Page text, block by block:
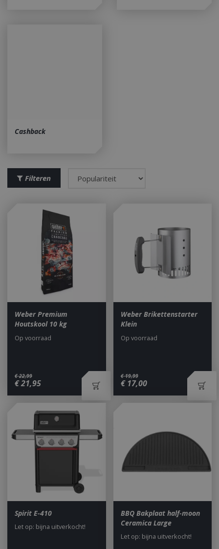
Cashback
Filteren
Weber Premium
Houtskool 10 kg
€ 22,99
€21,95
Op voorraad
Weber Brikettenstarter
Klein
€ 19,99
€ 17,00
Op voorraad
Spirit E-410
Let op: bijna uitverkocht!
BBQ Bakplaat half-moon
Ceramica Large
Let op: bijna uitverkocht!